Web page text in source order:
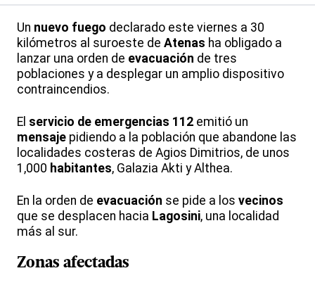
Un nuevo fuego declarado este viernes a 30
kilómetros al suroeste de Atenas ha obligado a
lanzar una orden de evacuación de tres
poblaciones y a desplegar un amplio dispositivo
contraincendios.
El servicio de emergencias 112 emitió un
mensaje pidiendo a la población que abandone las
localidades costeras de Agios Dimitrios, de unos
1,000 habitantes, Galazia Akti y Althea.
En la orden de evacuación se pide a los vecinos
que se desplacen hacia Lagosini, una localidad
más al sur.
Zonas afectadas